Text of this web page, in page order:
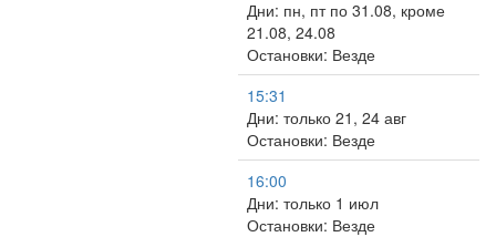
Дни: пн, пт по 31.08, кроме
21.08, 24.08
Остановки: Везде
15:31
Дни: только 21, 24 авг
Остановки: Везде
16:00
Дни: только 1 июл
Остановки: Везде